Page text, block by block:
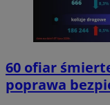
60 ofiar
poprawa